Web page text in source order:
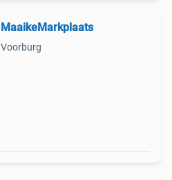
MaaikeMarkplaats
Voorburg